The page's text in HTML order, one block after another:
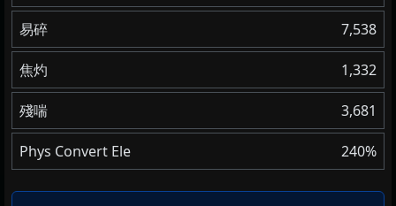
易碎 7,538
焦灼 1,332
殘喘 3,681
Phys Convert Ele 240%